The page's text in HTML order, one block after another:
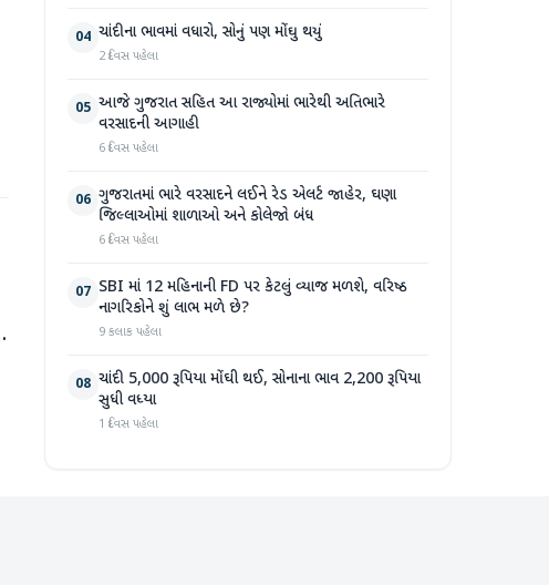
04 ચાંદીના ભાવમાં વધારો, સોનું પણ મોંઘુ થયું
2 દિવસ પહેલા
05 આજે ગુજરાત સહિત આ રાજ્યોમાં ભારેથી અતિભારે
વરસાદની આગાહી
6 દિવસ પહેલા
06 ગુજરાતમાં ભારે વરસાદને લઈને રેડ એલર્ટ જાહેર, ઘણા
જિલ્લાઓમાં શાળાઓ અને કોલેજો બંધ
6 દિવસ પહેલા
07 SBI માં 12 મહિનાની FD પર કેટલું વ્યાજ મળશે, વરિષ્ઠ
નાગરિકોને શું લાભ મળે છે?
9 કલાક પહેલા
08 ચાંદી 5,000 રૂપિયા મોંઘી થઈ, સોનાના ભાવ 2,200 રૂપિયા
સુધી વધ્યા
1 દિવસ પહેલા